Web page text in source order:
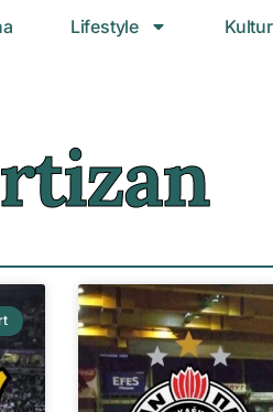
Lifestyle